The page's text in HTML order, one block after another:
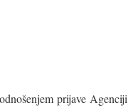
prijave Agenciji